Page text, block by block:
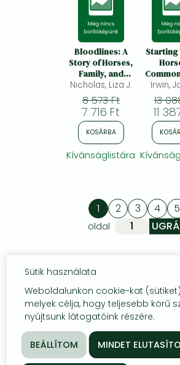
Bloodlines: A
Story of Horses,
Family, and
Obsession
Nicholas, Liza J.
8 573 Ft
7 716 Ft
KOSÁRBA
Kívánságlistára
Starting
Skills
to a
Irwin,
13
11
1 2 3 4 5
oldal
Sütik használata
Weboldalunkon cookie-kat
melyek célja, hogy teljesebb körű
nyújtsunk látogatóink részére.